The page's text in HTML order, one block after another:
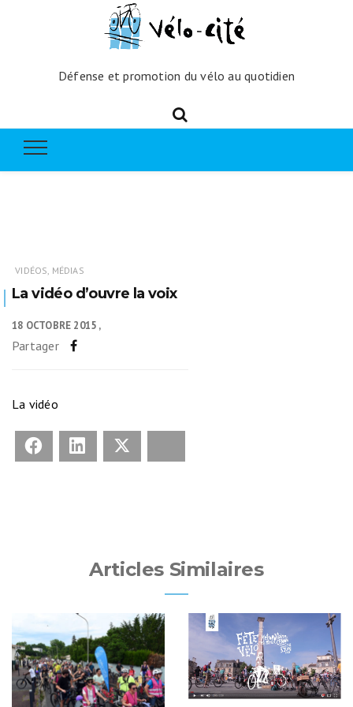
Défense et promotion du vélo au quotidien
VIDÉOS, MÉDIAS
La vidéo d’ouvre la voix
18 OCTOBRE 2015
Partager
La vidéo
Facebook LinkedIn
Articles Similaires